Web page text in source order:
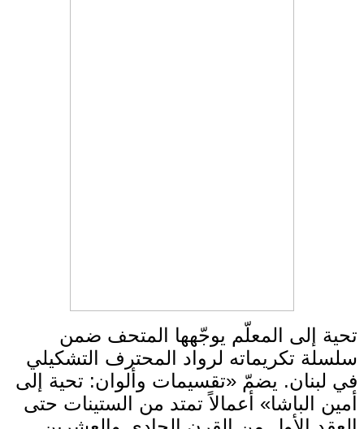
تحية إلى المعلّم يوجّهها المتحف ضمن
سلسلة تكريماته لرواد المحترف التشكيلي
في لبنان. يضمّ «تقسيمات وألوان: تحية إلى
أمين الباشا» أعمالاً تمتد من الستينات حتى